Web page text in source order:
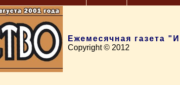
Ежемесячная
Copyright © 2012